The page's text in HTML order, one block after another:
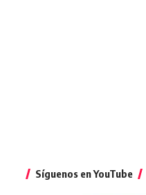
Síguenos en YouTube